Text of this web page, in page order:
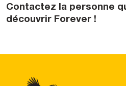
Contactez la personne
découvrir Forever !